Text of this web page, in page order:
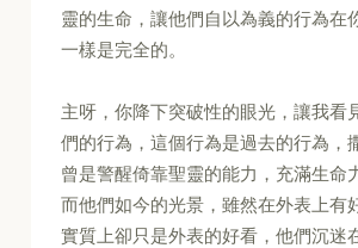
靈的生命，讓他們自以為義的行為在
一樣是完全的。
主呀，你降下突破性的眼光，讓我看
們的行為，這個行為是過去的行為，
曾是警醒倚靠聖靈的能力，充滿生命
而他們如今的光景，雖然在外表上有
實質上卻只是外表的好看，他們沉迷